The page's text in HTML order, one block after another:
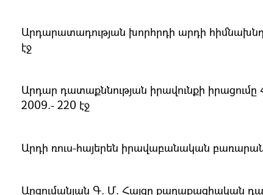
Արդարատադության խորհրդի արդի
էջ
Արդար դատաքննության իրավունքի
2009.- 220 էջ
Արդի ռուս-հայերեն իրավաբանական
Արզումանյան Գ. Մ. Հայցը քաղաքացիական